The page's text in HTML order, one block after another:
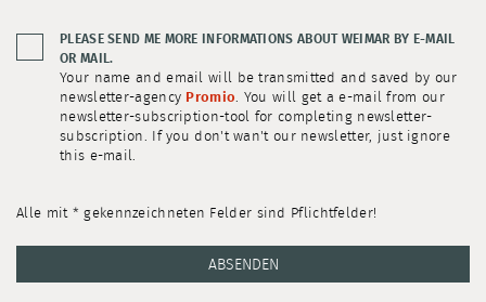
PLEASE SEND ME MORE INFORMATIONS ABOUT WEIMAR BY E-MAIL
OR MAIL.
Your name and email will be transmitted and saved by our
newsletter-agency Promio. You will get a e-mail from our
newsletter-subscription-tool for completing newsletter-
subscription. If you don't wan't our newsletter, just ignore
this e-mail.
Alle mit * gekennzeichneten Felder sind Pflichtfelder!
ABSENDEN